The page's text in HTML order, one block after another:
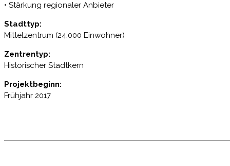
• Stärkung regionaler Anbieter
Stadttyp:
Mittelzentrum (24.000 Einwohner)
Zentrentyp:
Historischer Stadtkern
Projektbeginn:
Frühjahr 2017